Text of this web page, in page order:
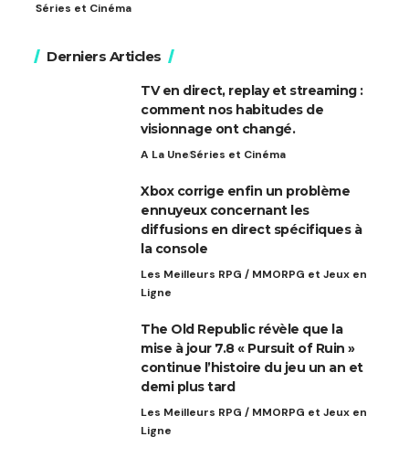
Séries et Cinéma
Derniers Articles
TV en direct, replay et streaming :
comment nos habitudes de
visionnage ont changé.
A La UneSéries et Cinéma
Xbox corrige enfin un problème
ennuyeux concernant les
diffusions en direct spécifiques à
la console
Les Meilleurs RPG / MMORPG et Jeux en
Ligne
The Old Republic révèle que la
mise à jour 7.8 « Pursuit of Ruin »
continue l’histoire du jeu un an et
demi plus tard
Les Meilleurs RPG / MMORPG et Jeux en
Ligne